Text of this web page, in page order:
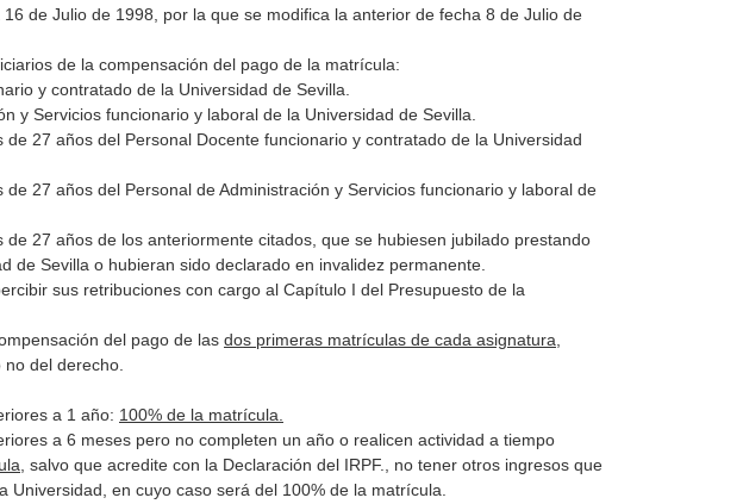
de Julio de 1998, por la que se modifica la anterior de fecha 8 de Julio de
de la compensación del pago de la matrícula:
y contratado de la Universidad de Sevilla.
y Servicios funcionario y laboral de la Universidad de Sevilla.
de 27 años del Personal Docente funcionario y contratado de la Universidad
de 27 años del Personal de Administración y Servicios funcionario y laboral de
de 27 años de los anteriormente citados, que se hubiesen jubilado prestando
de Sevilla o hubieran sido declarado en invalidez permanente.
sus retribuciones con cargo al Capítulo I del Presupuesto de la
del pago de las dos primeras matrículas de cada asignatura
del derecho.
a 1 año: 100% de la matrícula.
a 6 meses pero no completen un año o realicen actividad a tiempo
, salvo que acredite con la Declaración del IRPF., no tener otros ingresos que
Universidad, en cuyo caso será del 100% de la matrícula.